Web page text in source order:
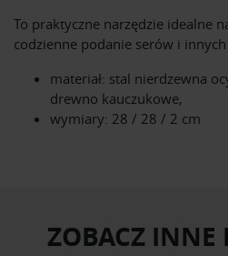
To praktyczne narzędzie idealne
codzienne podanie serów i innych
materiał: stal nierdzewna
drewno kauczukowe,
wymiary: 28 / 28 / 2 cm
ZOBACZ INNE